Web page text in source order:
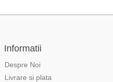
Informatii
Despre Noi
Livrare si plata